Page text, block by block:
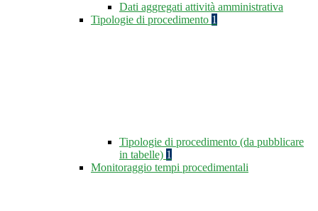
Dati aggregati attività amministrativa
Tipologie di procedimento 1
Tipologie di procedimento (da pubblicare
in tabelle) 1
Monitoraggio tempi procedimentali